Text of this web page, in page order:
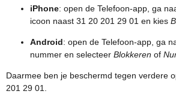
iPhone: open de Telefoon-app, ga
icoon naast 31 20 201 29 01 en kies
Android: open de Telefoon-app, ga
nummer en selecteer Blokkeren of
Daarmee ben je beschermd tegen verdere
201 29 01.